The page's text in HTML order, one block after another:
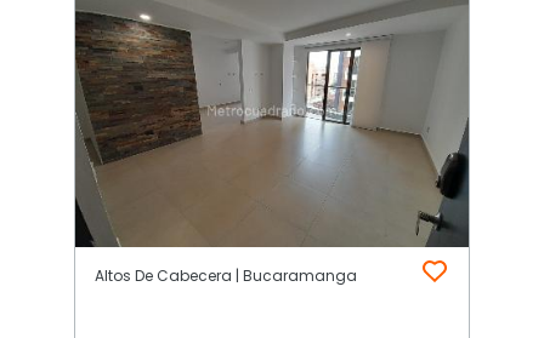
Altos De Cabecera | Bucaramanga